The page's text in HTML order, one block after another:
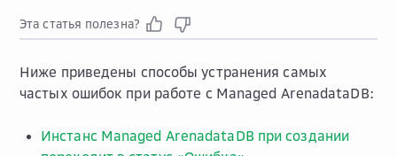
Эта статья полезна?
Ниже приведены способы устранения самых
частых ошибок при работе с Managed ArenadataDB:
Инстанс Managed ArenadataDB при создании